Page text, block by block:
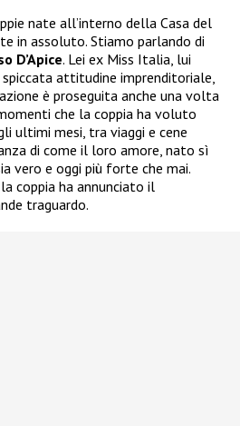
nate all’interno della Casa del
in assoluto. Stiamo parlando di
D’Apice. Lei ex Miss Italia, lui
attitudine imprenditoriale,
è proseguita anche una volta
che la coppia ha voluto
ultimi mesi, tra viaggi e cene
di come il loro amore, nato sì
vero e oggi più forte che mai.
coppia ha annunciato il
traguardo.